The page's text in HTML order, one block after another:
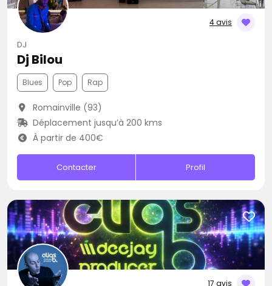
4 avis
DJ
Dj Bilou
Blues Pop Rap
Romainville (93)
Déplacement jusqu’à 200 kms
À partir de 400€
Contacter Profil
17 avis